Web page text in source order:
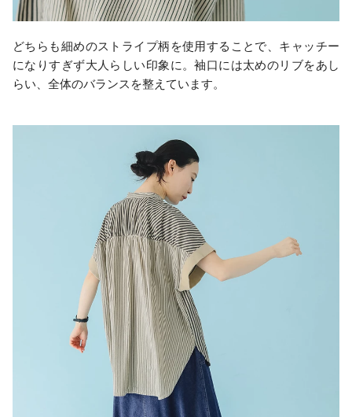
どちらも細めのストライプ柄を使用することで、キャッチー
になりすぎず大人らしい印象に。袖口には太めのリブをあし
らい、全体のバランスを整えています。